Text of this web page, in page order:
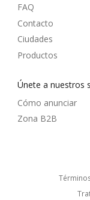
FAQ
Contacto
Ciudades
Productos
Únete a nuestros
Cómo anunciar
Zona B2B